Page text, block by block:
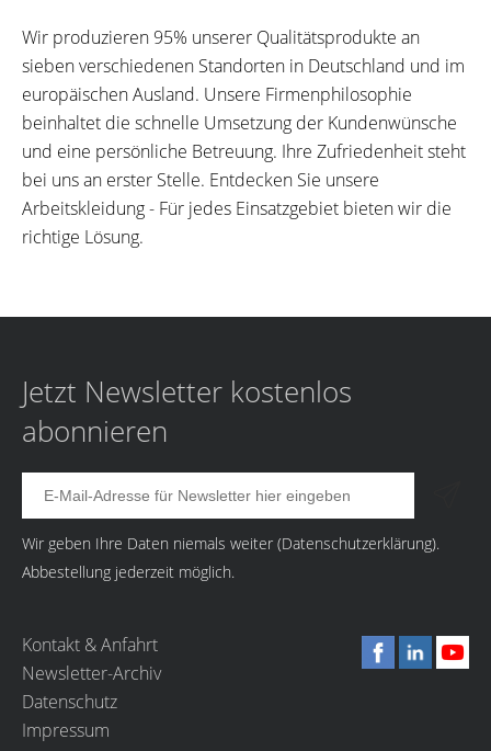
Wir produzieren 95% unserer Qualitätsprodukte an
sieben verschiedenen Standorten in Deutschland und im
europäischen Ausland. Unsere Firmenphilosophie
beinhaltet die schnelle Umsetzung der Kundenwünsche
und eine persönliche Betreuung. Ihre Zufriedenheit steht
bei uns an erster Stelle. Entdecken Sie unsere
Arbeitskleidung - Für jedes Einsatzgebiet bieten wir die
richtige Lösung.
Jetzt Newsletter kostenlos
abonnieren
Wir geben Ihre Daten niemals weiter (Datenschutzerklärung).
Abbestellung jederzeit möglich.
Kontakt & Anfahrt
Newsletter-Archiv
Datenschutz
Impressum